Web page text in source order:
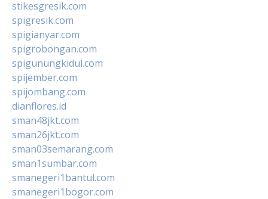
stikesgresik.com
spigresik.com
spigianyar.com
spigrobongan.com
spigunungkidul.com
spijember.com
spijombang.com
dianflores.id
sman48jkt.com
sman26jkt.com
sman03semarang.com
sman1sumbar.com
smanegeri1bantul.com
smanegeri1bogor.com